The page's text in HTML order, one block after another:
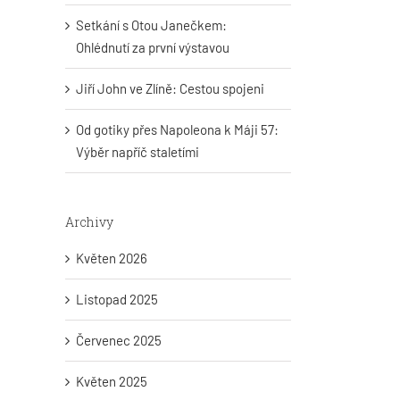
Setkání s Otou Janečkem:
Ohlédnutí za první výstavou
Jiří John ve Zlíně: Cestou spojeni
Od gotiky přes Napoleona k Máji 57:
Výběr napříč staletími
Archivy
Květen 2026
Listopad 2025
Červenec 2025
Květen 2025